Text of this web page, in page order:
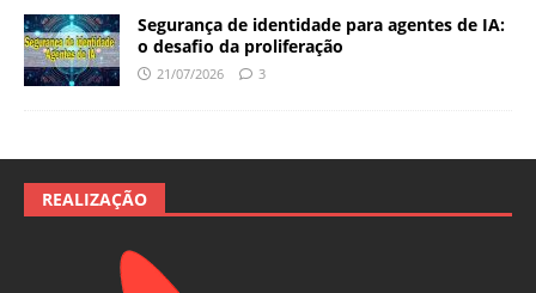
Segurança de identidade para agentes de IA:
o desafio da proliferação
21/07/2026 3
REALIZAÇÃO